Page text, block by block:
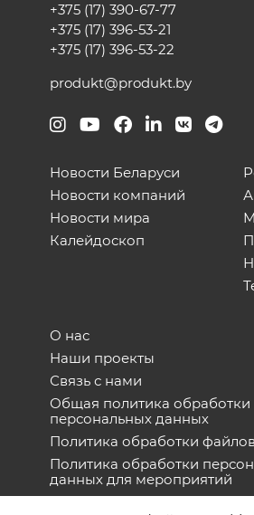
+375 (17) 390-67-77
+375 (17) 396-53-21
+375 (17) 396-53-22
produkt@produkt.by
Новости Беларуси
Новости компаний
Новости мира
Калейдоскоп
О нас
Наши проекты
Связь с нами
Общая политика обработки
персональных данных
Политика обработки
Политика обработки
данных для мероприятий